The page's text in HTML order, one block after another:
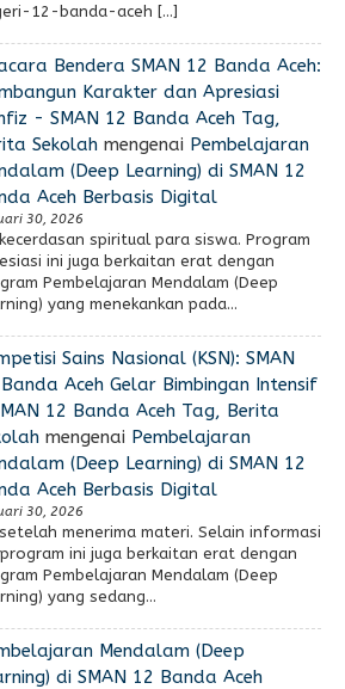
12-banda-aceh […]
Bendera SMAN 12 Banda Aceh:
Karakter dan Apresiasi
- SMAN 12 Banda Aceh Tag,
Sekolahmengenai Pembelajaran
(Deep Learning) di SMAN 12
Aceh Berbasis Digital
30, 2026
spiritual para siswa. Program
ini juga berkaitan erat dengan
Pembelajaran Mendalam (Deep
yang menekankan pada…
Sains Nasional (KSN): SMAN
Aceh Gelar Bimbingan Intensif
12 Banda Aceh Tag, Berita
mengenai Pembelajaran
(Deep Learning) di SMAN 12
Aceh Berbasis Digital
30, 2026
menerima materi. Selain informasi
ini juga berkaitan erat dengan
Pembelajaran Mendalam (Deep
yang sedang…
Mendalam (Deep
di SMAN 12 Banda Aceh